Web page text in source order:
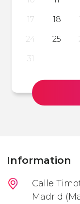
17
18
24
25
31
Information
Calle
Madrid